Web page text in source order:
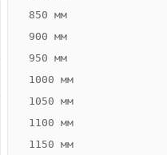
·
Теплоотдача
537
Вт
850 мм
900 мм
950 мм
1000 мм
1050 мм
1100 мм
1150 мм